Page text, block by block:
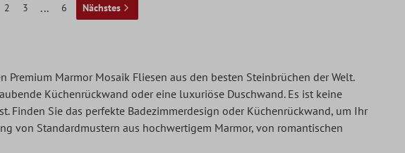
2 3 ... 6 Nächstes
Marmor Mosaik Fliesen aus den besten Steinbrüchen der Welt.
Küchenrückwand oder eine luxuriöse Duschwand. Es ist keine
Finden Sie das perfekte Badezimmerdesign oder Küchenrückwand, um Ihr
von Standardmustern aus hochwertigem Marmor, von romantischen